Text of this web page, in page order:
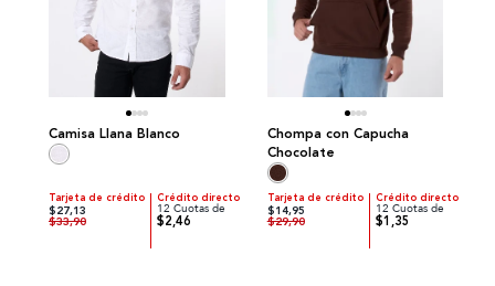
Camisa Llana Blanco
Tarjeta de crédito
$27,13
$33,90
Crédito directo
12 Cuotas de
$2,46
Chompa con Capucha
Chocolate
Tarjeta de crédito
$14,95
$29,90
Crédito directo
12 Cuotas de
$1,35